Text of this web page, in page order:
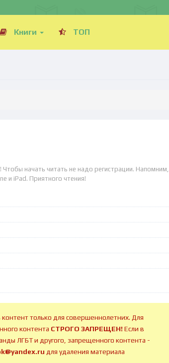
Книги ТОП
начать читать не надо регистрации. Напомним,
и iPad. Приятного чтения!
только для совершеннолетних. Для
контента СТРОГО ЗАПРЕЩЕН!Если в
ЛГБТ и другого, запрещенного контента -
для удаления материала